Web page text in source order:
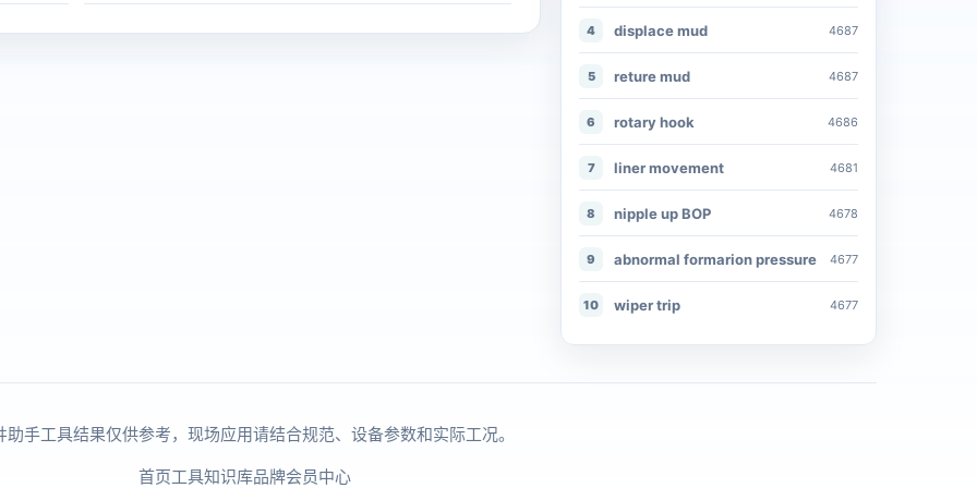
4 displace mud 4687
5 reture mud 4687
6 rotary hook 4686
7 liner movement 4681
8 nipple up BOP 4678
9 abnormal formarion pressure 4677
10 wiper trip 4677
助手工具结果仅供参考，现场应用请结合规范、设备参数和实际工况。
首页工具知识库品牌会员中心